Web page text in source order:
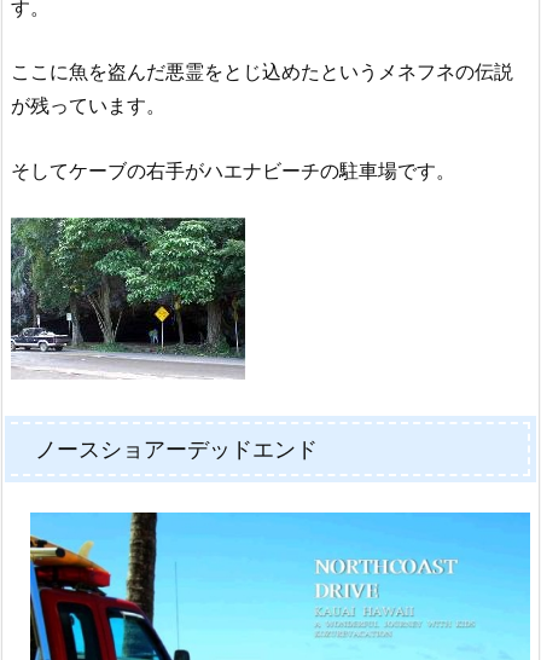
す。
ここに魚を盗んだ悪霊をとじ込めたというメネフネの伝説
が残っています。
そしてケーブの右手がハエナビーチの駐車場です。
ノースショアーデッドエンド